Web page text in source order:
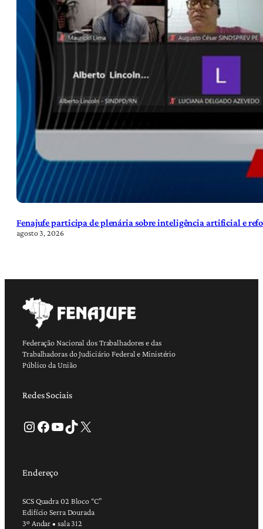
Fenajufe participa de plenária sobre inteligência artificial e
agosto 3, 2026
Federação Nacional dos Trabalhadores e das
Trabalhadoras do Judiciário Federal e Ministério
Público da União
Redes Sociais
Instagram Facebook Youtube TikTok X
Endereço
SCS Quadra 02 Bloco “C”
Edifício Serra Dourada
3º Andar • sala 312